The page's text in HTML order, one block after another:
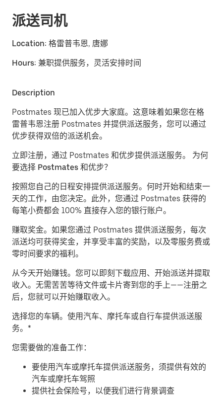
派送司机
Location: 格雷普韦恩, 唐娜
Hours: 兼职提供服务，灵活安排时间
Description
Postmates 现已加入优步大家庭。这意味着如果您在格
雷普韦恩注册 Postmates 并提供派送服务，您可以通过
优步获得双倍的派送机会。
立即注册，通过 Postmates 和优步提供派送服务。 为何
要选择 Postmates 和优步？
按照您自己的日程安排提供派送服务。 何时开始和结束一
天的工作，由您决定。此外，您通过 Postmates 获得的
每笔小费都会 100% 直接存入您的银行账户。
赚取奖金。 如果您通过 Postmates 提供派送服务，每次
派送均可获得奖金，并享受丰富的奖励，以及零服务费或
零时间要求的福利。
从今天开始赚钱。 您可以即刻下载应用、开始派送并提取
收入。无需苦苦等待文件或卡片寄到您的手上——注册之
后，您就可以开始赚取收入。
​选择您的车辆。使用汽车、摩托车或自行车提供派送服
务。*
您需要做的准备工作：
要使用汽车或摩托车提供派送服务，须提供有效的
汽车或摩托车驾照
提供社会保险号，以便我们进行背景调查